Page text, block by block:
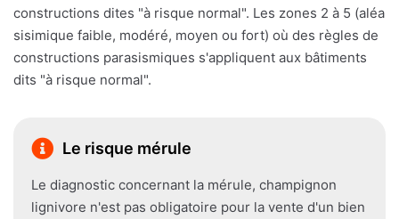
constructions dites "à risque normal". Les zones 2 à 5 (aléa
sisimique faible, modéré, moyen ou fort) où des règles de
constructions parasismiques s'appliquent aux bâtiments
dits "à risque normal".
Le risque mérule
Le diagnostic concernant la mérule, champignon
lignivore n'est pas obligatoire pour la vente d'un bien